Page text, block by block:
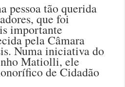
pessoa tão querida
que foi
importante
pela Câmara
Numa iniciativa do
Matiolli, ele
de Cidadão